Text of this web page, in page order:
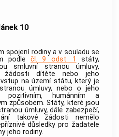
10
spojení rodiny a v souladu se
podlečl. 9 odst. 1
státy,
smluvní stranou úmluvy,
žádosti dítěte nebo jeho
na území státu, který je
úmluvy, nebo o jeho
pozitivním, humánním a
způsobem. Státy, které jsou
úmluvy, dále zabezpečí,
takové žádosti nemělo
důsledky pro žadatele
jeho rodiny.